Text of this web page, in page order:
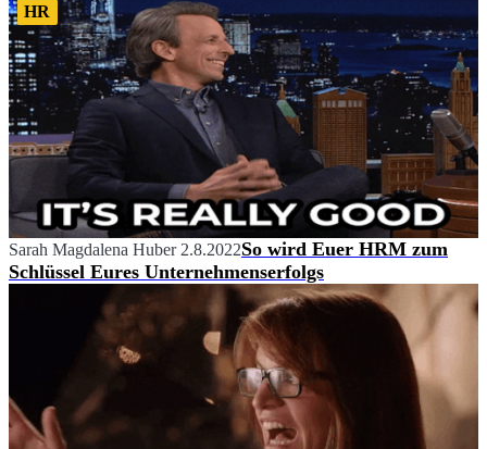
HR
Sarah Magdalena Huber 2.8.2022So wird Euer HRM zum
Schlüssel Eures Unternehmenserfolgs